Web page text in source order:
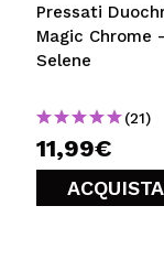
Pressati
Magic Chrome -
Selene
(21)
11,99€